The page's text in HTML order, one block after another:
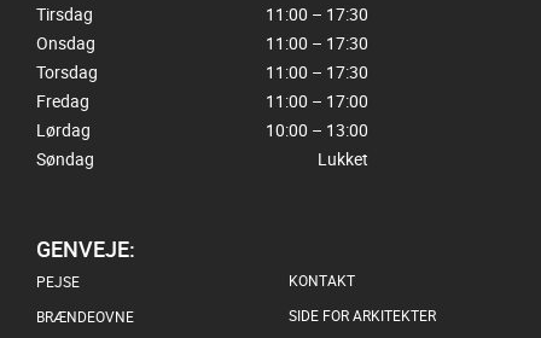
Tirsdag
11:00 – 17:30
Onsdag
11:00 – 17:30
Torsdag
11:00 – 17:30
Fredag
11:00 – 17:00
Lørdag
10:00 – 13:00
Søndag
Lukket
GENVEJE:
PEJSE
BRÆNDEOVNE
KONTAKT
SIDE FOR ARKITEKTER